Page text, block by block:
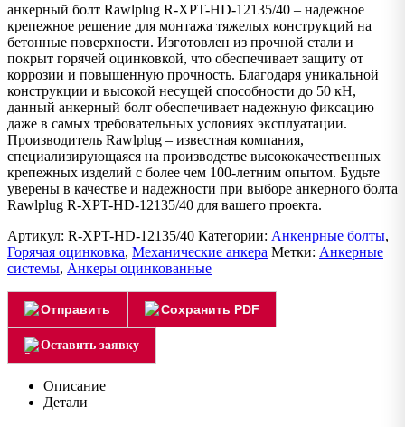
анкерный болт Rawlplug R-XPT-HD-12135/40 – надежное
крепежное решение для монтажа тяжелых конструкций на
бетонные поверхности. Изготовлен из прочной стали и
покрыт горячей оцинковкой, что обеспечивает защиту от
коррозии и повышенную прочность. Благодаря уникальной
конструкции и высокой несущей способности до 50 кН,
данный анкерный болт обеспечивает надежную фиксацию
даже в самых требовательных условиях эксплуатации.
Производитель Rawlplug – известная компания,
специализирующаяся на производстве высококачественных
крепежных изделий с более чем 100-летним опытом. Будьте
уверены в качестве и надежности при выборе анкерного болта
Rawlplug R-XPT-HD-12135/40 для вашего проекта.
Артикул: R-XPT-HD-12135/40 Категории: Анкенрные болты,
Горячая оцинковка, Механические анкера Метки: Анкерные
системы, Анкеры оцинкованные
Отправить Сохранить PDF
Оставить заявку
Описание
Детали